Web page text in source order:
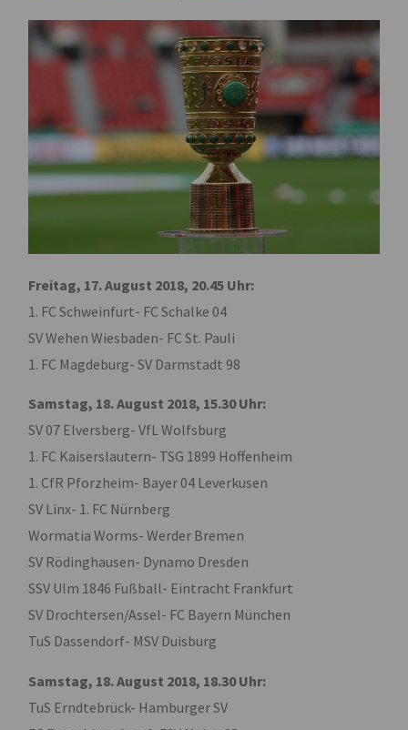
Freitag, 17. August 2018, 20.45 Uhr:
1. FC Schweinfurt- FC Schalke 04
SV Wehen Wiesbaden- FC St. Pauli
1. FC Magdeburg- SV Darmstadt 98
Samstag, 18. August 2018, 15.30 Uhr:
SV 07 Elversberg- VfL Wolfsburg
1. FC Kaiserslautern- TSG 1899 Hoffenheim
1. CfR Pforzheim- Bayer 04 Leverkusen
SV Linx- 1. FC Nürnberg
Wormatia Worms- Werder Bremen
SV Rödinghausen- Dynamo Dresden
SSV Ulm 1846 Fußball- Eintracht Frankfurt
SV Drochtersen/Assel- FC Bayern München
TuS Dassendorf- MSV Duisburg
Samstag, 18. August 2018, 18.30 Uhr:
TuS Erndtebrück- Hamburger SV